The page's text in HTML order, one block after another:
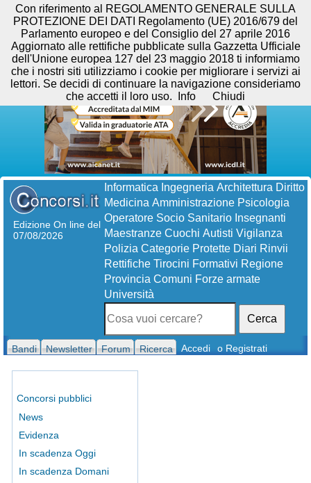
Edizione On line del
07/08/2026
Informatica Ingegneria Architettura Diritto
Medicina Amministrazione Psicologia
Operatore Socio Sanitario Insegnanti
Maestranze Cuochi Autisti Vigilanza
Polizia Categorie Protette Diari Rinvii
Rettifiche Tirocini Formativi Regione
Provincia Comuni Forze armate
Università
Cerca
Bandi Newsletter Forum Ricerca Accedi o Registrati
Concorsi pubblici
News
Evidenza
In scadenza Oggi
In scadenza Domani
Con riferimento al REGOLAMENTO GENERALE SULLA
PROTEZIONE DEI DATI Regolamento (UE) 2016/679 del
Parlamento europeo e del Consiglio del 27 aprile 2016
Aggiornato alle rettifiche pubblicate sulla Gazzetta Ufficiale
dell'Unione europea 127 del 23 maggio 2018 ti informiamo
che i nostri siti utilizziamo i cookie per migliorare i servizi ai
lettori. Se decidi di continuare la navigazione consideriamo
che accetti il loro uso.
Info Chiudi